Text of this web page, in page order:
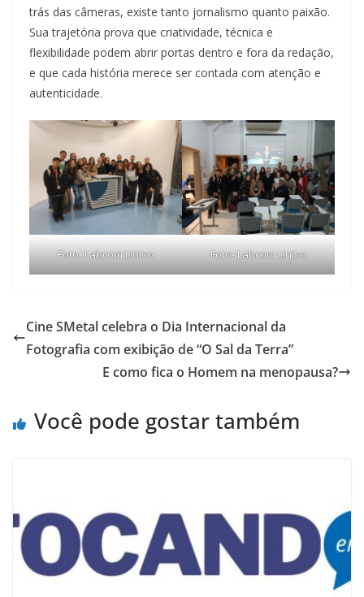
trás das câmeras, existe tanto jornalismo quanto paixão.
Sua trajetória prova que criatividade, técnica e
flexibilidade podem abrir portas dentro e fora da redação,
e que cada história merece ser contada com atenção e
autenticidade.
Foto- Labcom Uniso Foto- Labcom Uniso
Cine SMetal celebra o Dia Internacional da
Fotografia com exibição de “O Sal da Terra”
E como fica o Homem na menopausa?
Você pode gostar também